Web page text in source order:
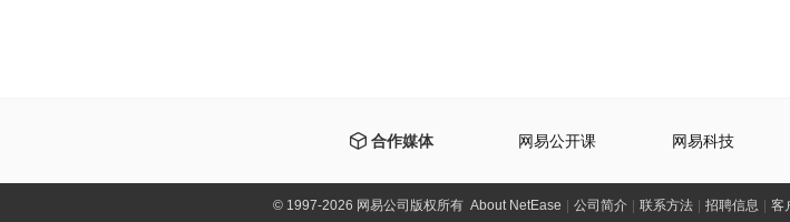
合作媒体 网易公开课 网易科技
©1997-2026 网易公司版权所有 About NetEase 公司简介 联系方法 招聘信息 客